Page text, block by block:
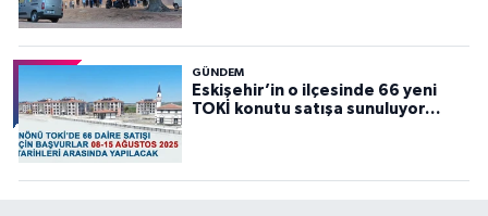
GÜNDEM
Eskişehir’in o ilçesinde 66 yeni
TOKİ konutu satışa sunuluyor…